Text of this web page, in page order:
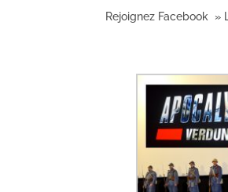
Rejoignez Facebook »